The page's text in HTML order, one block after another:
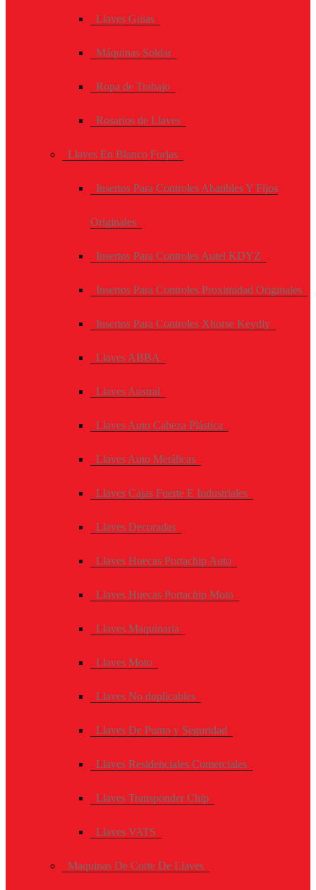
Llaves Guias
Máquinas Soldar
Ropa de Trabajo
Rosarios de Llaves
Llaves En Blanco Forjas
Insertos Para Controles Abatibles Y Fijos
Originales
Insertos Para Controles Autel KDYZ
Insertos Para Controles Proximidad Originales
Insertos Para Controles Xhorse Keydiy
Llaves ABBA
Llaves Austral
Llaves Auto Cabeza Plástica
Llaves Auto Metálicas
Llaves Cajas Fuerte E Industriales
Llaves Decoradas
Llaves Huecas Portachip Auto
Llaves Huecas Portachip Moto
Llaves Maquinaria
Llaves Moto
Llaves No duplicables
Llaves De Punto y Seguridad
Llaves Residenciales Comerciales
Llaves Transponder Chip
Llaves VATS
Maquinas De Corte De Llaves